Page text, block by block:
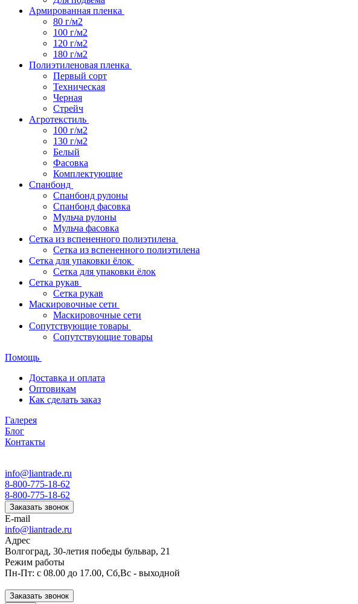
Армированная пленка
80 г/м2
100 г/м2
120 г/м2
180 г/м2
Полиэтиленовая пленка
Первый сорт
Техническая
Черная
Стрейч
Агротекстиль
100 г/м2
130 г/м2
Белый
Фасовка
Комплектующие
Спанбонд
Спанбонд рулоны
Спанбонд фасовка
Мульча рулоны
Мульча фасовка
Сетка из вспененного полиэтилена
Сетка из вспененного полиэтилена
Сетка для упаковки ёлок
Сетка для упаковки ёлок
Сетка рукав
Сетка рукав
Маскировочные сети
Маскировочные сети
Сопутствующие товары
Сопутствующие товары
Помощь
Доставка и оплата
Оптовикам
Как сделать заказ
Галерея
Блог
Контакты
info@liantrade.ru
8-800-775-18-62
8-800-775-18-62
Заказать звонок
E-mail
info@liantrade.ru
Адрес
Волгоград, 30-летия победы бульвар, 21
Режим работы
Пн-Пт: c 08.00 до 17.00, Cб,Вс - выходной
Заказать звонок